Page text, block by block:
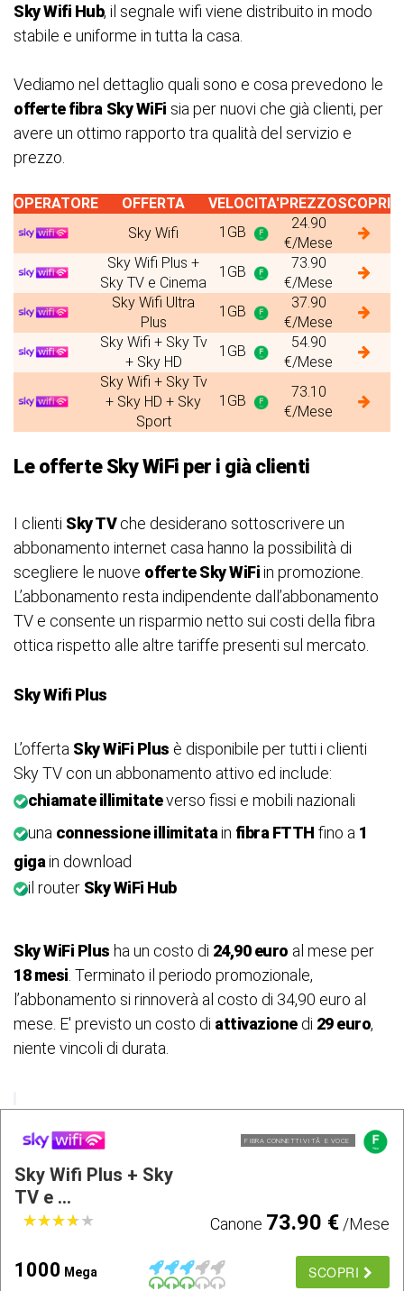
Sky Wifi Hub, il segnale wifi viene distribuito in modo
stabile e uniforme in tutta la casa.
Vediamo nel dettaglio quali sono e cosa prevedono le
offerte fibra Sky WiFi sia per nuovi che già clienti, per
avere un ottimo rapporto tra qualità del servizio e
prezzo.
OPERATORE OFFERTA VELOCITA'PREZZOSCOPRI
Sky Wifi
1GB
24.90
€/Mese
Sky Wifi Plus +
Sky TV e Cinema
1GB
73.90
€/Mese
Sky Wifi Ultra
Plus
1GB
37.90
€/Mese
Sky Wifi + Sky Tv
+ Sky HD
1GB
54.90
€/Mese
Sky Wifi + Sky Tv
+ Sky HD + Sky
Sport
1GB
73.10
€/Mese
Le offerte Sky WiFi per i già clienti
I clienti Sky TVche desiderano sottoscrivere un
abbonamento internet casa hanno la possibilità di
scegliere le nuove offerte Sky WiFiin promozione.
L’abbonamento resta indipendente dall’abbonamento
TV e consente un risparmio netto sui costi della fibra
ottica rispetto alle altre tariffe presenti sul mercato.
Sky Wifi Plus
L’offerta Sky WiFi Plus è disponibile per tutti i clienti
Sky TV con un abbonamento attivo ed include:
chiamate illimitateverso fissi e mobili nazionali
una connessione illimitatain fibra FTTH fino a 1
gigain download
il router Sky WiFi Hub
Sky WiFi Plus ha un costo di 24,90 euro al mese per
18 mesi . Terminato il periodo promozionale,
l’abbonamento si rinnoverà al costo di 34,90 euro al
mese. E' previsto un costo di attivazionedi 29 euro,
niente vincoli di durata.
FIBRA CONNETTIVITÃ E VOCE
Sky Wifi Plus + Sky
TV e ...
★★★★★
★★★★★ Canone 73.90 €/Mese
1000 Mega SCOPRI